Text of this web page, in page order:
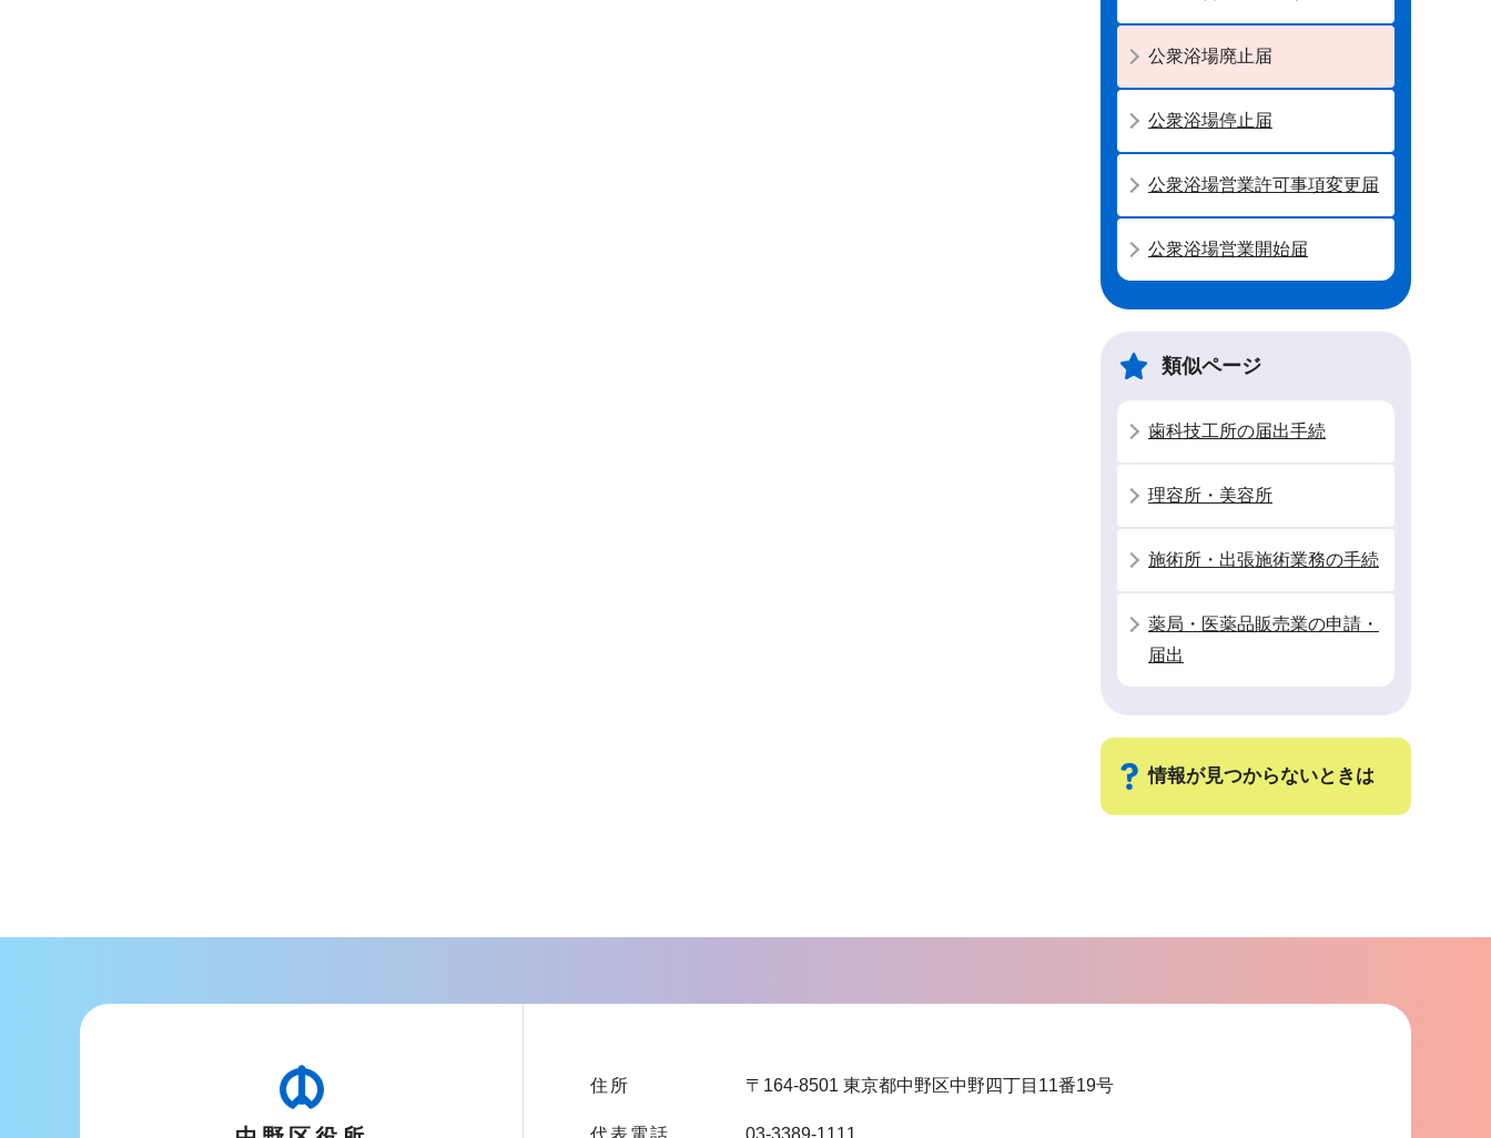
公衆浴場廃止届
公衆浴場停止届
公衆浴場営業許可事項変更届
公衆浴場営業開始届
類似ページ
歯科技工所の届出手続
理容所・美容所
施術所・出張施術業務の手続
薬局・医薬品販売業の申請・
届出
情報が見つからないときは
ー
住所 〒164-8501 東京都中野区中野四丁目11番19号
代表電話 03-3389-1111